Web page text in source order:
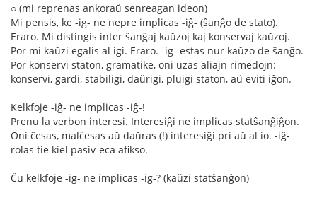
○ (mi reprenas ankoraŭ senreagan ideon)
Mi pensis, ke -ig- ne nepre implicas -iĝ- (ŝanĝo de stato).
Eraro. Mi distingis inter ŝanĝaj kaŭzoj kaj konservaj kaŭzoj.
Por mi kaŭzi egalis al igi. Eraro. -ig- estas nur kaŭzo de ŝanĝo.
Por konservi staton, gramatike, oni uzas aliajn rimedojn:
konservi, gardi, stabiligi, daŭrigi, pluigi staton, aŭ eviti iĝon.
Kelkfoje -iĝ- ne implicas -iĝ-!
Prenu la verbon interesi. Interesiĝi ne implicas statŝanĝiĝon.
Oni ĉesas, malĉesas aŭ daŭras (!) interesiĝi pri aŭ al io. -iĝ-
rolas tie kiel pasiv-eca afikso.
Ĉu kelkfoje -ig- ne implicas -ig-? (kaŭzi statŝanĝon)